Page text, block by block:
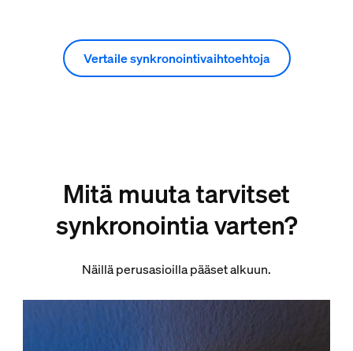
Vertaile synkronointivaihtoehtoja
Mitä muuta tarvitset
synkronointia varten?
Näillä perusasioilla pääset alkuun.